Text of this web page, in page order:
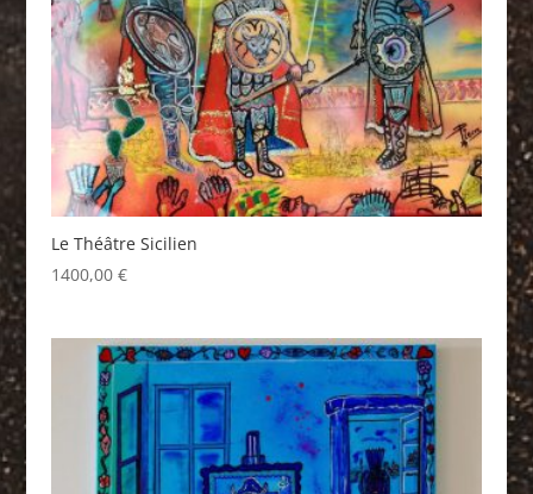
Le Théâtre Sicilien
1400,00 €